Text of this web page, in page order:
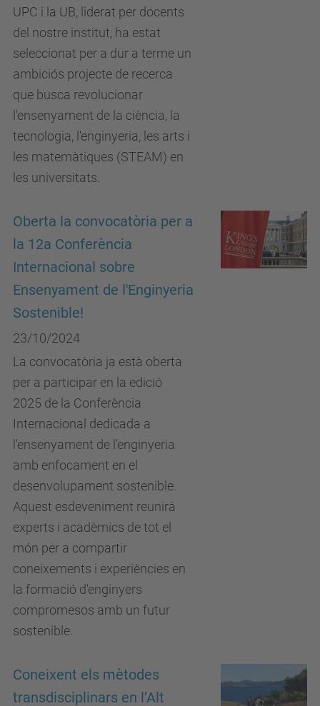
UPC i la UB, liderat per docents
del nostre institut, ha estat
seleccionat per a dur a terme un
ambiciós projecte de recerca
que busca revolucionar
l'ensenyament de la ciència, la
tecnologia, l'enginyeria, les arts i
les matemàtiques (STEAM) en
les universitats.
Oberta la convocatòria per a
la 12a Conferència
Internacional sobre
Ensenyament de l'Enginyeria
Sostenible!
23/10/2024
La convocatòria ja està oberta
per a participar en la edició
2025 de la Conferència
Internacional dedicada a
l'ensenyament de l'enginyeria
amb enfocament en el
desenvolupament sostenible.
Aquest esdeveniment reunirà
experts i acadèmics de tot el
món per a compartir
coneixements i experiències en
la formació d'enginyers
compromesos amb un futur
sostenible.
Coneixent els mètodes
transdisciplinars en l’Alt